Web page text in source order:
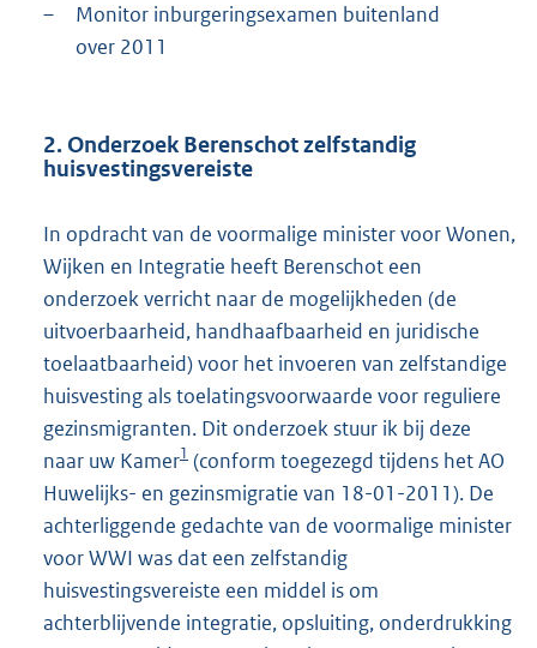
–
Monitor inburgeringsexamen buitenland
over 2011
2. Onderzoek Berenschot zelfstandig
huisvestingsvereiste
In opdracht van de voormalige minister voor Wonen,
Wijken en Integratie heeft Berenschot een
onderzoek verricht naar de mogelijkheden (de
uitvoerbaarheid, handhaafbaarheid en juridische
toelaatbaarheid) voor het invoeren van zelfstandige
huisvesting als toelatingsvoorwaarde voor reguliere
gezinsmigranten. Dit onderzoek stuur ik bij deze
naar uw Kamer1 (conform toegezegd tijdens het AO
Huwelijks- en gezinsmigratie van 18-01-2011). De
achterliggende gedachte van de voormalige minister
voor WWI was dat een zelfstandig
huisvestingsvereiste een middel is om
achterblijvende integratie, opsluiting, onderdrukking